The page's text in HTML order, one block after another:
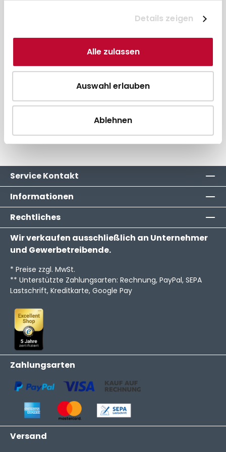
Details zeigen
Alle zulassen
Auswahl erlauben
Ablehnen
Beschreibung
Gerätezuordnung
Service Kontakt
Informationen
Rechtliches
Wir verkaufen ausschließlich an Unternehmer
und Gewerbetreibende.
* Preise zzgl. MwSt.
** Unterstützte Zahlungsarten: Rechnung, PayPal, SEPA
Lastschrift, Kreditkarte, Google Pay
Zahlungsarten
Versand